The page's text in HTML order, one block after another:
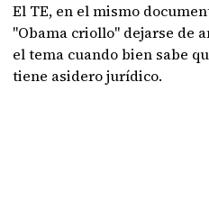
El TE, en el mismo
"Obama criollo" dejarse de
el tema cuando bien sabe
tiene asidero jurídico.